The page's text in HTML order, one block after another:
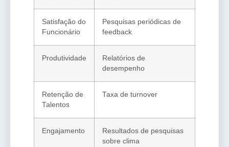
Satisfação do
Funcionário
Pesquisas periódicas de
feedback
Produtividade
Relatórios de
desempenho
Retenção de
Talentos
Taxa de turnover
Engajamento
Resultados de pesquisas
sobre clima